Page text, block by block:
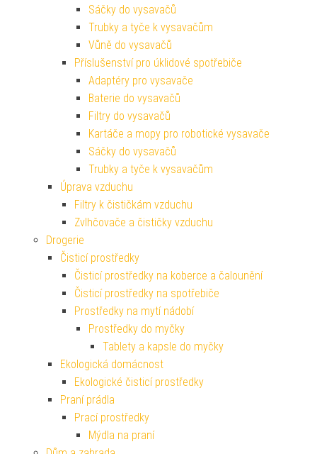
Sáčky do vysavačů
Trubky a tyče k vysavačům
Vůně do vysavačů
Příslušenství pro úklidové spotřebiče
Adaptéry pro vysavače
Baterie do vysavačů
Filtry do vysavačů
Kartáče a mopy pro robotické vysavače
Sáčky do vysavačů
Trubky a tyče k vysavačům
Úprava vzduchu
Filtry k čističkám vzduchu
Zvlhčovače a čističky vzduchu
Drogerie
Čisticí prostředky
Čisticí prostředky na koberce a čalounění
Čisticí prostředky na spotřebiče
Prostředky na mytí nádobí
Prostředky do myčky
Tablety a kapsle do myčky
Ekologická domácnost
Ekologické čisticí prostředky
Praní prádla
Prací prostředky
Mýdla na praní